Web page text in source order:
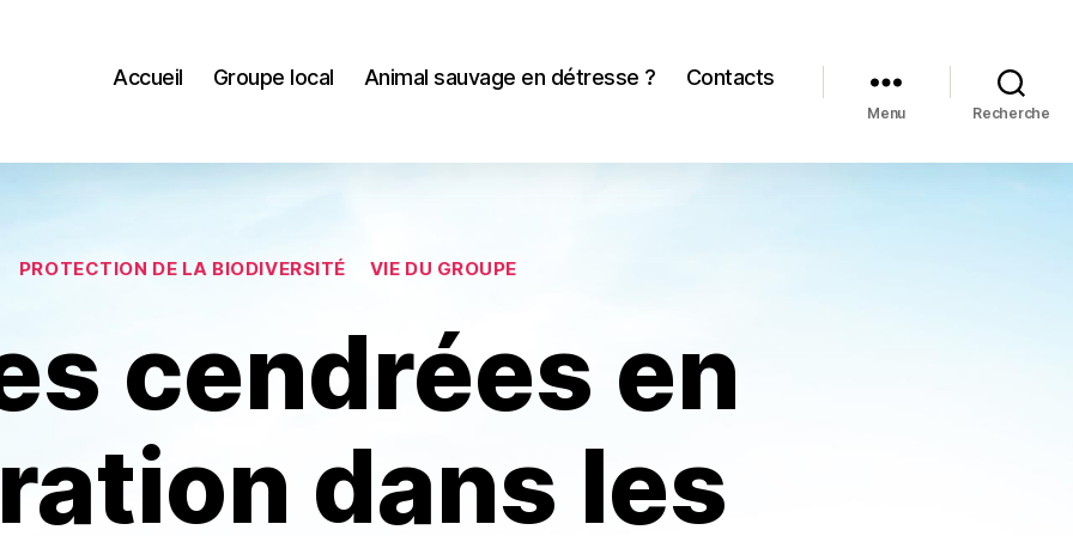
Accueil Groupe local Animal sauvage en détresse ? Contacts
Menu Recherche
Catégories
PROTECTION DE LA BIODIVERSITÉ VIE DU GROUPE
cendrées en
dans les